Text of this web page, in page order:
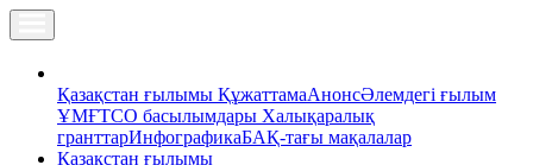
Қазақстан ғылымы ҚұжаттамаАнонсӘлемдегі ғылым
ҰМҒТСО басылымдары Халықаралық
гранттарИнфографикаБАҚ-тағы мақалалар
Қазақстан ғылымы